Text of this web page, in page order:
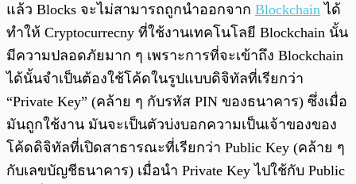
แล้ว Blocks จะไม่สามารถถูกนำออกจาก Blockchain ได้
ทำให้ Cryptocurrecny ที่ใช้งานเทคโนโลยี Blockchain นั้น
มีความปลอดภัยมาก ๆ เพราะการที่จะเข้าถึง Blockchain
ได้นั้นจำเป็นต้องใช้โค้ดในรูปแบบดิจิทัลที่เรียกว่า
“Private Key” (คล้าย ๆ กับรหัส PIN ของธนาคาร) ซึ่งเมื่อ
มันถูกใช้งาน มันจะเป็นตัวบ่งบอกความเป็นเจ้าของของ
โค้ดดิจิทัลที่เปิดสาธารณะที่เรียกว่า Public Key (คล้าย ๆ
กับเลขบัญชีธนาคาร) เมื่อนำ Private Key ไปใช้กับ Public